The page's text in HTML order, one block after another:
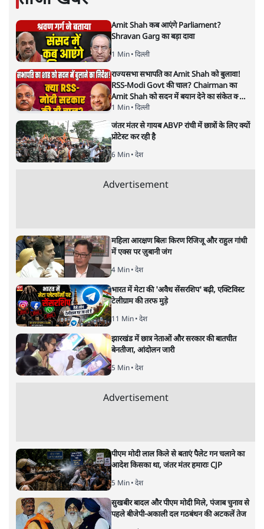
सत्य हिन्दी ऐप डाउनलोडकरें
मुकेश कुमार
लेखक सत्यहिंदी के संपादक हैं।
मुकेश कुमारकी और स्टोरी पढ़ें
भारत–यूरोप संवाद: दूरदर्शी रणनीति या
हालात से उपजा मोड़?
विश्लेषण| सतीश झा| 29 JAN, 2026
भारत ईयू मुक्त व्यापार समझौताः ईयू अध्यक्ष उर्सुला वॉन डेर लेयेन और
पीएम मोदी
सतीश झा
भारत-यूरोपीय संघ मुक्त व्यापार समझौताः क्या यूरोप की ओर भारत
का झुकाव एक लंबा रणनीतिक नज़रिया है या वैश्विक दबावों और
अमेरिकी अनिश्चितता की वजह से उठाया गया एक कदम है? वरिष्ठ
पत्रकार सतीश झा का आकलनः